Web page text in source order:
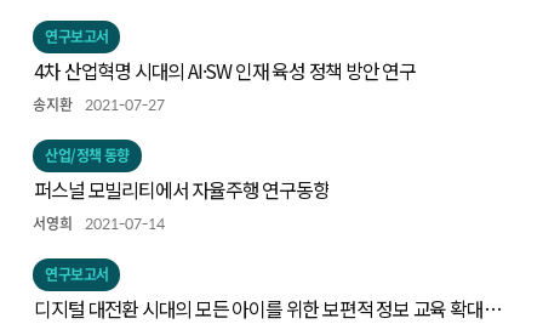
우리나라 정보교육
연구보고서
4차 산업혁명 시대의 AI·SW 인재 육성 정책 방안 연구
송지환 2021-07-27
산업/정책 동향
퍼스널 모빌리티에서 자율주행 연구동향
서영희 2021-07-14
연구보고서
디지털 대전환 시대의 모든 아이를 위한 보편적 정보 교육 확대